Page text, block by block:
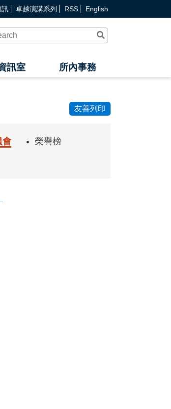
訊 卓越演講系列 RSS English
出
訊室 所內事務
友善列印
會
榮譽榜